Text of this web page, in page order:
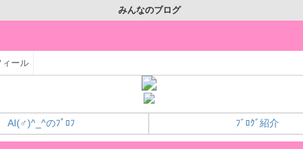
みんなのブログ
ィール
AI(♂)^_^のﾌﾟﾛﾌ ﾌﾞﾛｸﾞ紹介